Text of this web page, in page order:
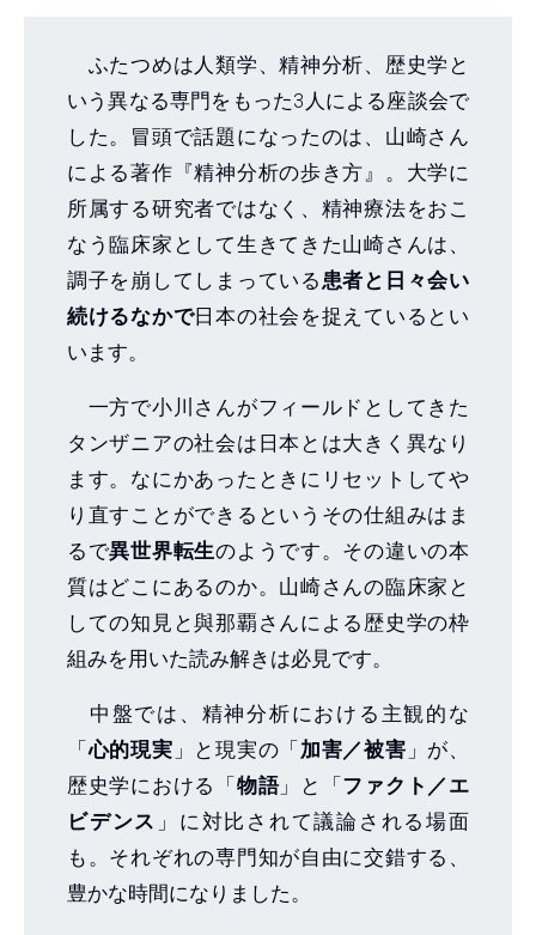
ふたつめは人類学、精神分析、歴史学と
いう異なる専門をもった3人による座談会で
した。冒頭で話題になったのは、山崎さん
による著作『精神分析の歩き方』。大学に
所属する研究者ではなく、精神療法をおこ
なう臨床家として生きてきた山崎さんは、
調子を崩してしまっている患者と日々会い
続けるなかで日本の社会を捉えているとい
います。
一方で小川さんがフィールドとしてきた
タンザニアの社会は日本とは大きく異なり
ます。なにかあったときにリセットしてや
り直すことができるというその仕組みはま
るで異世界転生のようです。その違いの本
質はどこにあるのか。山崎さんの臨床家と
しての知見と與那覇さんによる歴史学の枠
組みを用いた読み解きは必見です。
中盤では、精神分析における主観的な
「心的現実 」と現実の「 加害／被害 」が、
歴史学における「 物語」と「 ファクト／エ
ビデンス 」に対比されて議論される場面
も。それぞれの専門知が自由に交錯する、
豊かな時間になりました。